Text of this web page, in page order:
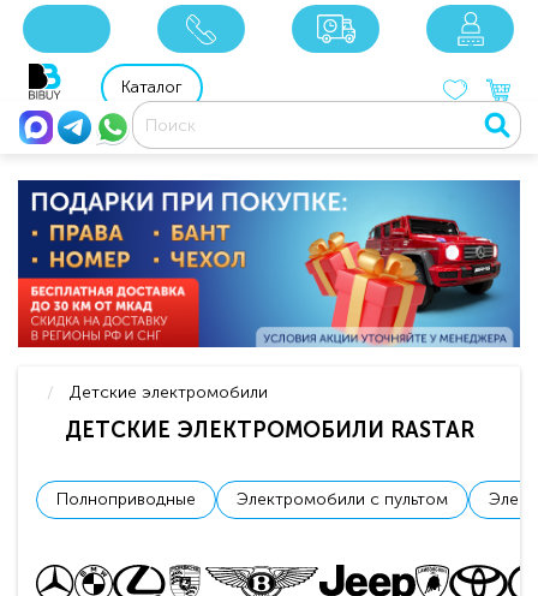
8 800 201 92 06
Каталог
Детские электромобили
ДЕТСКИЕ ЭЛЕКТРОМОБИЛИ RASTAR
Полноприводные Электромобили с пультом